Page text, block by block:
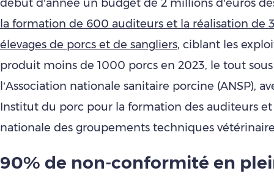
début d’année un budget de 2 millions d’euros
la formation de 600 auditeurs et la réalisation de
élevages de porcs et de sangliers, ciblant les
produit moins de 1000 porcs en 2023, le tout sous
l’Association nationale sanitaire porcine (ANSP),
Institut du porc pour la formation des auditeurs et
nationale des groupements techniques
90% de non-conformité en